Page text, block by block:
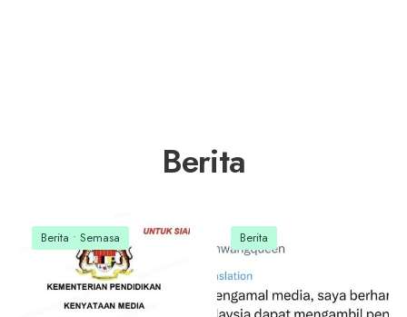
Berita
Berita • Semasa Berita